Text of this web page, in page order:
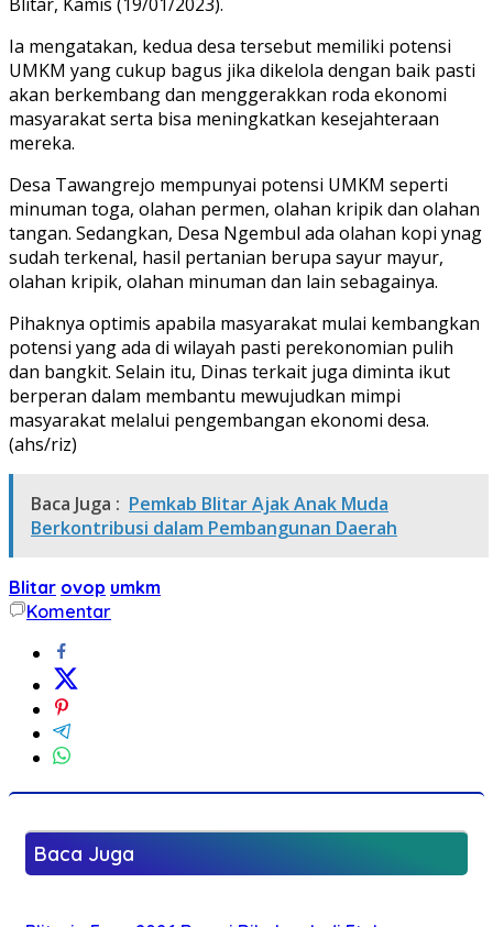
Ia mengatakan, kedua desa tersebut memiliki potensi
UMKM yang cukup bagus jika dikelola dengan baik pasti
akan berkembang dan menggerakkan roda ekonomi
masyarakat serta bisa meningkatkan kesejahteraan
mereka.
Desa Tawangrejo mempunyai potensi UMKM seperti
minuman toga, olahan permen, olahan kripik dan olahan
tangan. Sedangkan, Desa Ngembul ada olahan kopi ynag
sudah terkenal, hasil pertanian berupa sayur mayur,
olahan kripik, olahan minuman dan lain sebagainya.
Pihaknya optimis apabila masyarakat mulai kembangkan
potensi yang ada di wilayah pasti perekonomian pulih
dan bangkit. Selain itu, Dinas terkait juga diminta ikut
berperan dalam membantu mewujudkan mimpi
masyarakat melalui pengembangan ekonomi desa.
(ahs/riz)
Baca Juga : Pemkab Blitar Ajak Anak Muda
Berkontribusi dalam Pembangunan Daerah
Blitar ovop umkm
Komentar
Baca Juga